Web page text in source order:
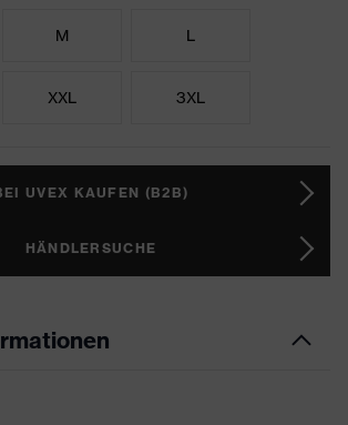
M L
XXL 3XL
UVEX KAUFEN (B2B)
HÄNDLERSUCHE